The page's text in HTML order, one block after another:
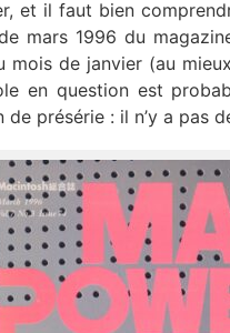
et il faut bien
mars 1996 du
mois de janvier (au
en question est
présérie : il n’y a pas